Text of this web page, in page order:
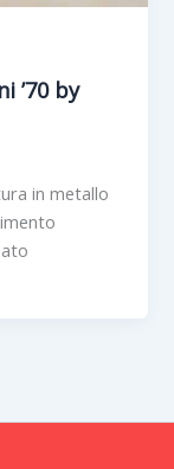
’70 by
in metallo